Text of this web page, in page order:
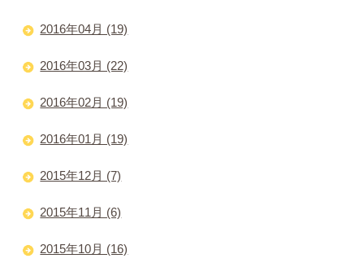
2016年04月 (19)
2016年03月 (22)
2016年02月 (19)
2016年01月 (19)
2015年12月 (7)
2015年11月 (6)
2015年10月 (16)